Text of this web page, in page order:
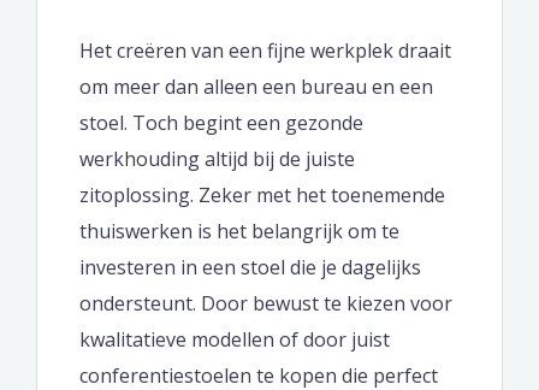
Het creëren van een fijne werkplek draait
om meer dan alleen een bureau en een
stoel. Toch begint een gezonde
werkhouding altijd bij de juiste
zitoplossing. Zeker met het toenemende
thuiswerken is het belangrijk om te
investeren in een stoel die je dagelijks
ondersteunt. Door bewust te kiezen voor
kwalitatieve modellen of door juist
conferentiestoelen te kopen die perfect